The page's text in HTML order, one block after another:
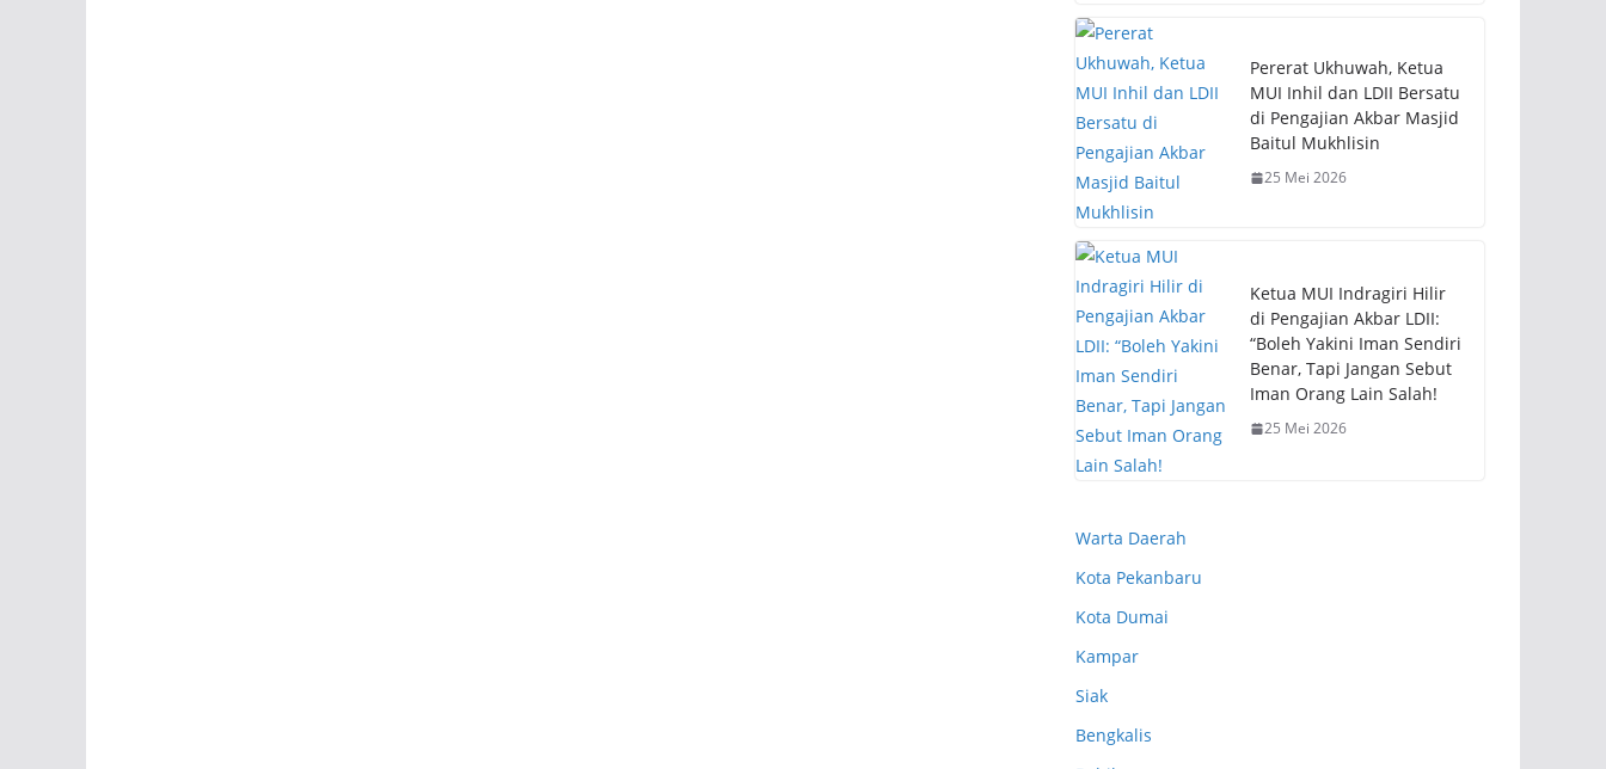
Pererat Ukhuwah, Ketua
MUI Inhil dan LDII Bersatu
di Pengajian Akbar Masjid
Baitul Mukhlisin
25 Mei 2026
Ketua MUI Indragiri Hilir
di Pengajian Akbar LDII:
“Boleh Yakini Iman Sendiri
Benar, Tapi Jangan Sebut
Iman Orang Lain Salah!
25 Mei 2026
Warta Daerah
Kota Pekanbaru
Kota Dumai
Kampar
Siak
Bengkalis